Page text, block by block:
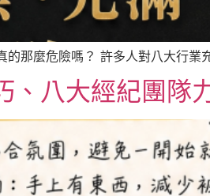
的那麼危險嗎？ 許多人對八大行
、八大經紀團隊